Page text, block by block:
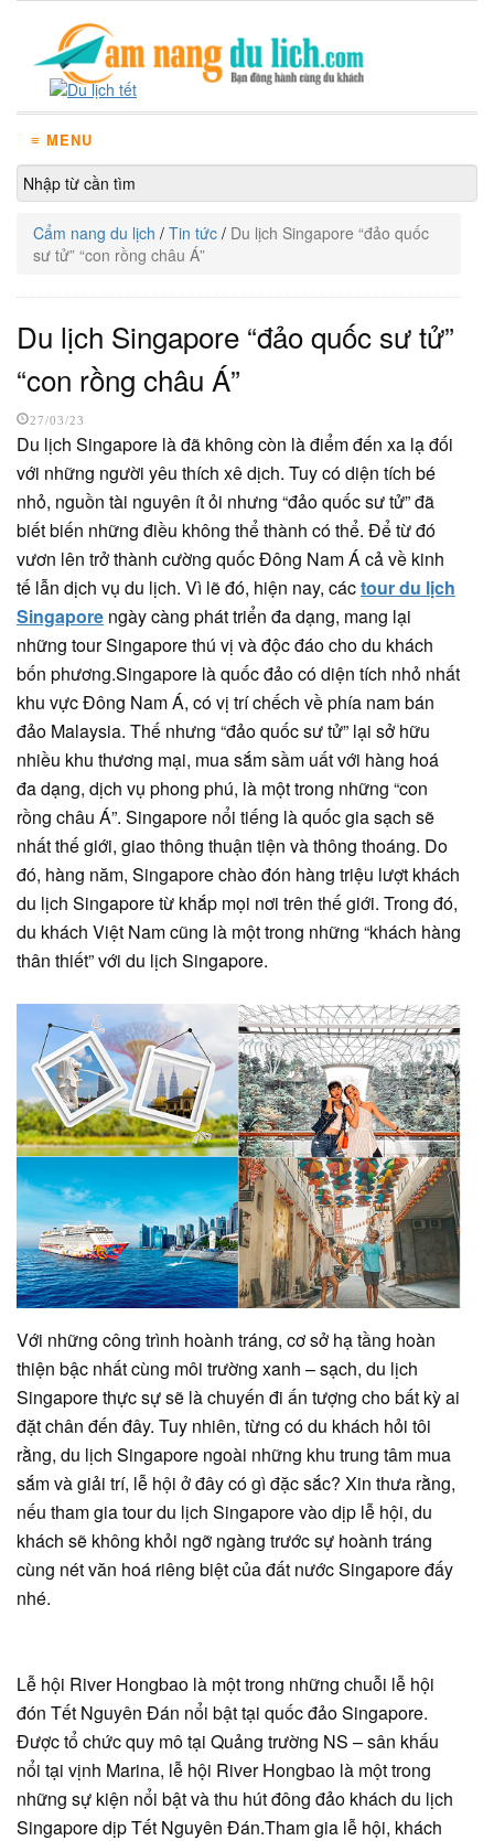
≡ MENU
Cẩm nang du lịch / Tin tức / Du lịch Singapore “đảo quốc
sư tử” “con rồng châu Á”
Du lịch Singapore “đảo quốc sư tử”
“con rồng châu Á”
27/03/23
Du lịch Singapore là đã không còn là điểm đến xa lạ đối
với những người yêu thích xê dịch. Tuy có diện tích bé
nhỏ, nguồn tài nguyên ít ỏi nhưng “đảo quốc sư tử” đã
biết biến những điều không thể thành có thể. Để từ đó
vươn lên trở thành cường quốc Đông Nam Á cả về kinh
tế lẫn dịch vụ du lịch. Vì lẽ đó, hiện nay, cáctour du lịch
Singapore ngày càng phát triển đa dạng, mang lại
những tour Singapore thú vị và độc đáo cho du khách
bốn phương.Singapore là quốc đảo có diện tích nhỏ nhất
khu vực Đông Nam Á, có vị trí chếch về phía nam bán
đảo Malaysia. Thế nhưng “đảo quốc sư tử” lại sở hữu
nhiều khu thương mại, mua sắm sầm uất với hàng hoá
đa dạng, dịch vụ phong phú, là một trong những “con
rồng châu Á”. Singapore nổi tiếng là quốc gia sạch sẽ
nhất thế giới, giao thông thuận tiện và thông thoáng. Do
đó, hàng năm, Singapore chào đón hàng triệu lượt khách
du lịch Singapore từ khắp mọi nơi trên thế giới. Trong đó,
du khách Việt Nam cũng là một trong những “khách hàng
thân thiết” với du lịch Singapore.
Với những công trình hoành tráng, cơ sở hạ tầng hoàn
thiện bậc nhất cùng môi trường xanh – sạch, du lịch
Singapore thực sự sẽ là chuyến đi ấn tượng cho bất kỳ ai
đặt chân đến đây. Tuy nhiên, từng có du khách hỏi tôi
rằng, du lịch Singapore ngoài những khu trung tâm mua
sắm và giải trí, lễ hội ở đây có gì đặc sắc? Xin thưa rằng,
nếu tham gia tour du lịch Singapore vào dịp lễ hội, du
khách sẽ không khỏi ngỡ ngàng trước sự hoành tráng
cùng nét văn hoá riêng biệt của đất nước Singapore đấy
nhé.
Lễ hội River Hongbao là một trong những chuỗi lễ hội
đón Tết Nguyên Đán nổi bật tại quốc đảo Singapore.
Được tổ chức quy mô tại Quảng trường NS – sân khấu
nổi tại vịnh Marina, lễ hội River Hongbao là một trong
những sự kiện nổi bật và thu hút đông đảo khách du lịch
Singapore dịp Tết Nguyên Đán.Tham gia lễ hội, khách